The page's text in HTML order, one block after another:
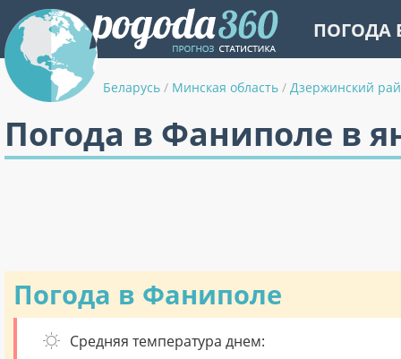
ПОГОДА
Беларусь / Минская область / Дзержинский
Погода в Фаниполе в
Погода в Фаниполе
Средняя температура днем: